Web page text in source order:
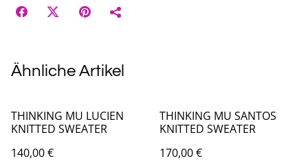
Ähnliche Artikel
THINKING MU LUCIEN
KNITTED SWEATER
140,00 €
THINKING MU SANTOS
KNITTED SWEATER
170,00 €